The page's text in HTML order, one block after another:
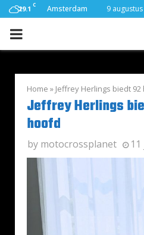
29.1 C Amsterdam 9
PRIMARY
Home » Jeffrey Herlings biedt
Jeffrey Herlings
hoofd
by motocrossplanet